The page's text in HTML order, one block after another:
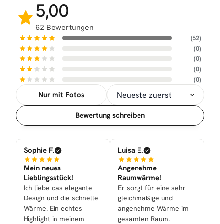
5,00
62 Bewertungen
(62)
(0)
(0)
(0)
(0)
Nur mit Fotos
Sortierung
Bewertung schreiben
Sophie F.
Mein neues
Lieblingsstück!
Ich liebe das elegante
Design und die schnelle
Wärme. Ein echtes
Highlight in meinem
Luisa E.
Angenehme
Raumwärme!
Er sorgt für eine sehr
gleichmäßige und
angenehme Wärme im
gesamten Raum.